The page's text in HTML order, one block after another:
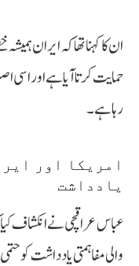
ان کا کہنا تھا کہ ایران
حمایت کرتا آیا ہے اور اسی
رہا ہے۔
امریکا اور
یادداشت
عباس عراقچی نے انکشاف
والی مفاہمتی یادداشت کو